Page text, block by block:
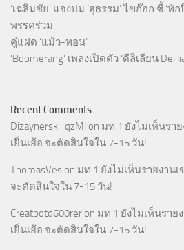
‘เฉลิมชัย’ แจงปม ‘สุธรรม’ ไขก๊อก ชี้ ‘
พรรคร่วม
คู่แฝด ‘แม้ว-ทอน’
‘Boomerang’ เพลงเปิดตัว ‘ดีลิเลียน
Recent Comments
Dizaynersk_qzMl on มท.1 ยังไม่เห็นรา
เยิ่นเย้อ จะตัดสินใจใน 7-15 วัน!
ThomasVes on มท.1 ยังไม่เห็นรายงาน
จะตัดสินใจใน 7-15 วัน!
Creatbotd600rer on มท.1 ยังไม่เห็นราย
เยิ่นเย้อ จะตัดสินใจใน 7-15 วัน!